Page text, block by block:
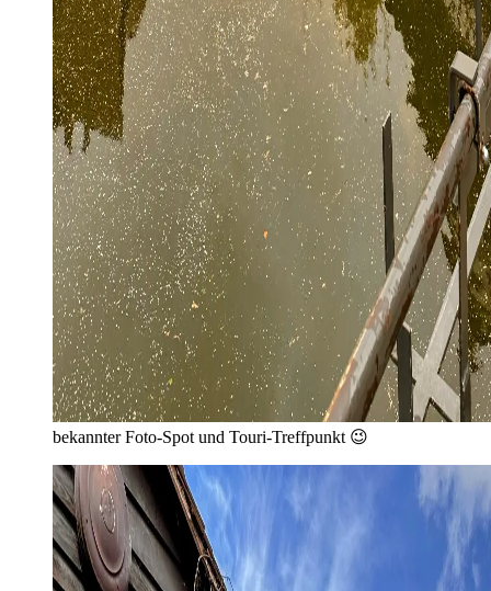
bekannter Foto-Spot und Touri-Treffpunkt 😉